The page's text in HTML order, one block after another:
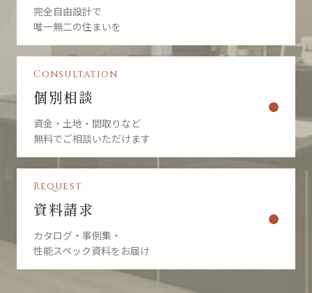
完全自由設計で
唯一無二の住まいを
Consultation
個別相談
資金・土地・間取りなど
無料でご相談いただけます
Request
資料請求
カタログ・事例集・
性能スペック資料をお届け